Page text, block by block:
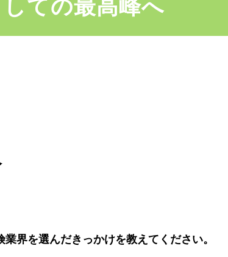
法人のお客様
ての最高峰へ
界を選んだきっかけを教えてください。